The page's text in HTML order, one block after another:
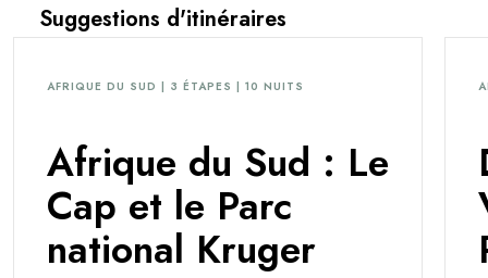
Suggestions d'itinéraires
AFRIQUE DU SUD | 3 ÉTAPES | 10 NUITS
Afrique du Sud : Le
Cap et le Parc
national Kruger